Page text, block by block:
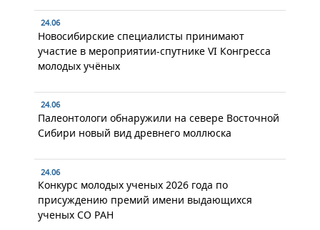
24.06
Новосибирские специалисты принимают
участие в мероприятии-спутнике VI Конгресса
молодых учёных
24.06
Палеонтологи обнаружили на севере Восточной
Сибири новый вид древнего моллюска
24.06
Конкурс молодых ученых 2026 года по
присуждению премий имени выдающихся
ученых СО РАН